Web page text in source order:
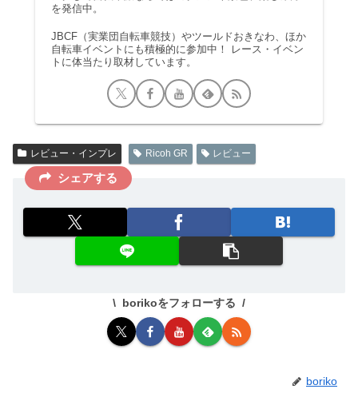
を発信中。
JBCF（実業団自転車競技）やツールドおきなわ、ほか
自転車イベントにも積極的に参加中！ レース・イベン
トに体当たり取材しています。
レビュー・インプレ Ricoh GR レビュー
シェアする
borikoをフォローする
boriko